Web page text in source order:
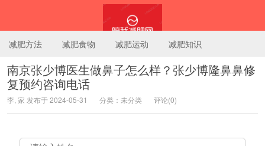
减肥方法 减肥食物 减肥运动 减肥知识
南京张少博医生做鼻子怎么样？张少博隆鼻鼻修
复预约咨询电话
李, 家 发布于 2024-05-31 分类：未分类 评论(0)